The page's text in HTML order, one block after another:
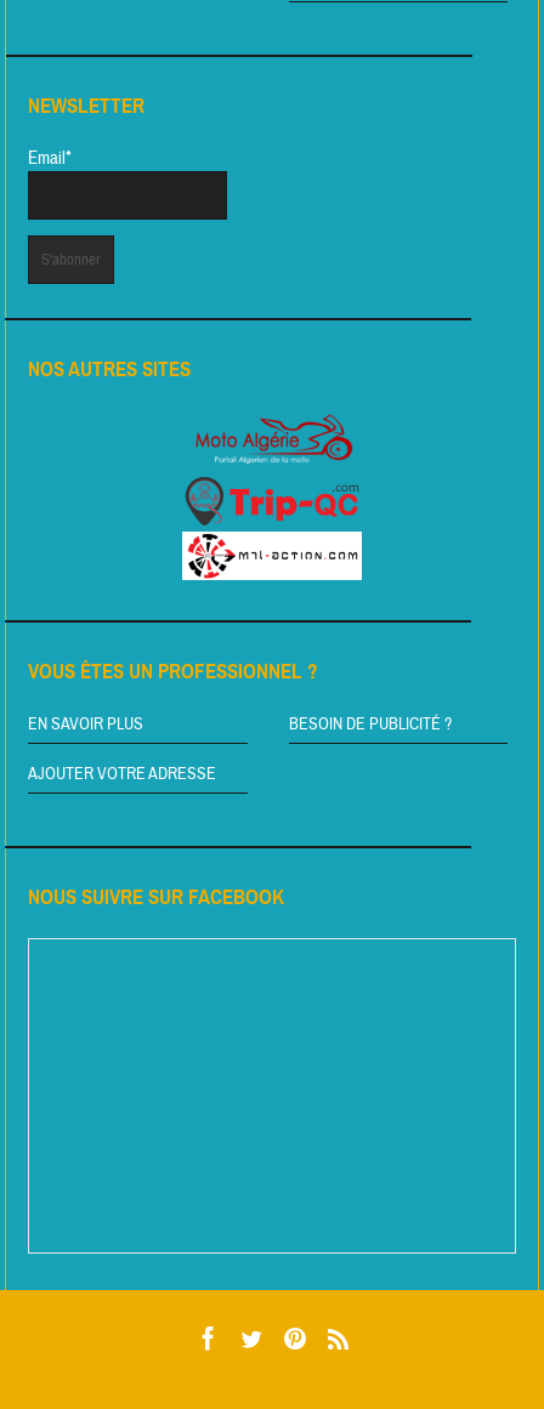
NEWSLETTER
Email*
NOS AUTRES SITES
VOUS ÊTES UN PROFESSIONNEL ?
EN SAVOIR PLUS BESOIN DE PUBLICITÉ ?
AJOUTER VOTRE ADRESSE
NOUS SUIVRE SUR FACEBOOK